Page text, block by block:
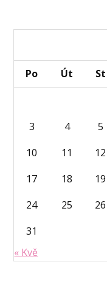
Po Út St
3
4 5
10
11 12
17
18 19
24
25 26
31
« Kvě